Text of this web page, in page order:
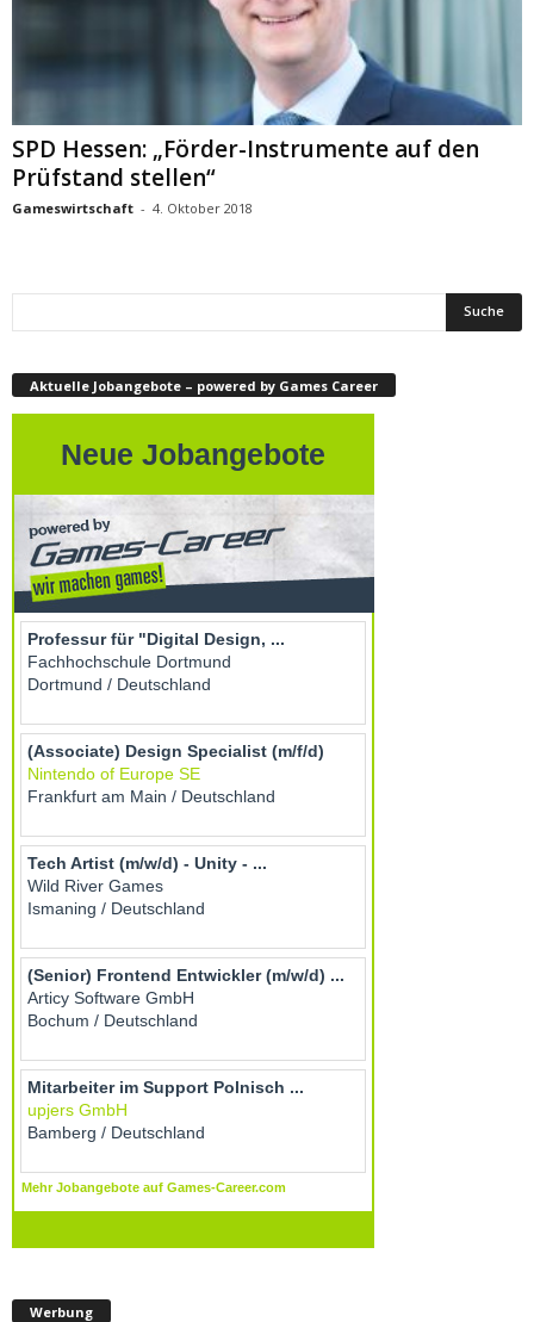
SPD Hessen: „Förder-Instrumente auf den
Prüfstand stellen“
Gameswirtschaft - 4. Oktober 2018
Aktuelle Jobangebote – powered by Games Career
Werbung